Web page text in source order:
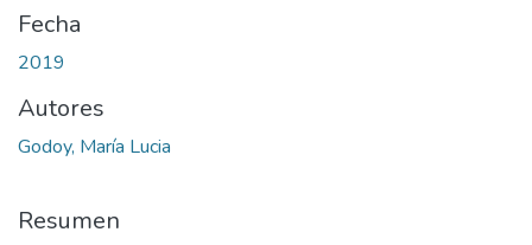
Fecha
2019
Autores
Godoy, María Lucia
Resumen